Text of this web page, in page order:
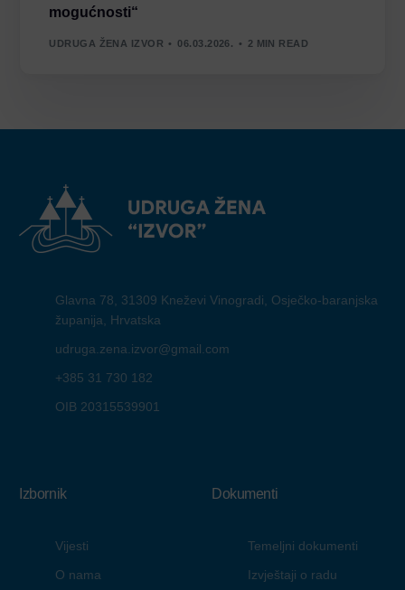
mogućnosti“
UDRUGA ŽENA IZVOR 06.03.2026. 2 MIN READ
Glavna 78, 31309 Kneževi Vinogradi, Osječko-baranjska
županija, Hrvatska
udruga.zena.izvor@gmail.com
+385 31 730 182
OIB 20315539901
Izbornik
Vijesti
O nama
Dokumenti
Temeljni dokumenti
Izvještaji o radu